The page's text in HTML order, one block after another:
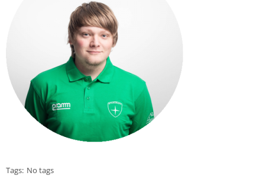
Tags: No tags